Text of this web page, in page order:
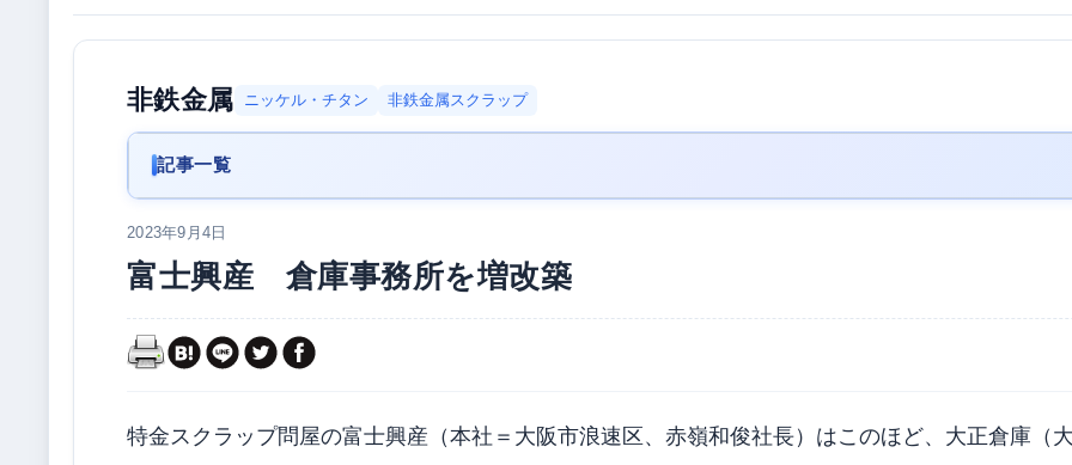
非鉄金属 ニッケル・チタン 非鉄金属スクラップ
記事一覧
2023年9月4日
富士興産 倉庫事務所を増改築
特金スクラップ問屋の富士興産（本社＝大阪市浪速区、赤嶺和俊社長）はこのほど、大正倉庫（